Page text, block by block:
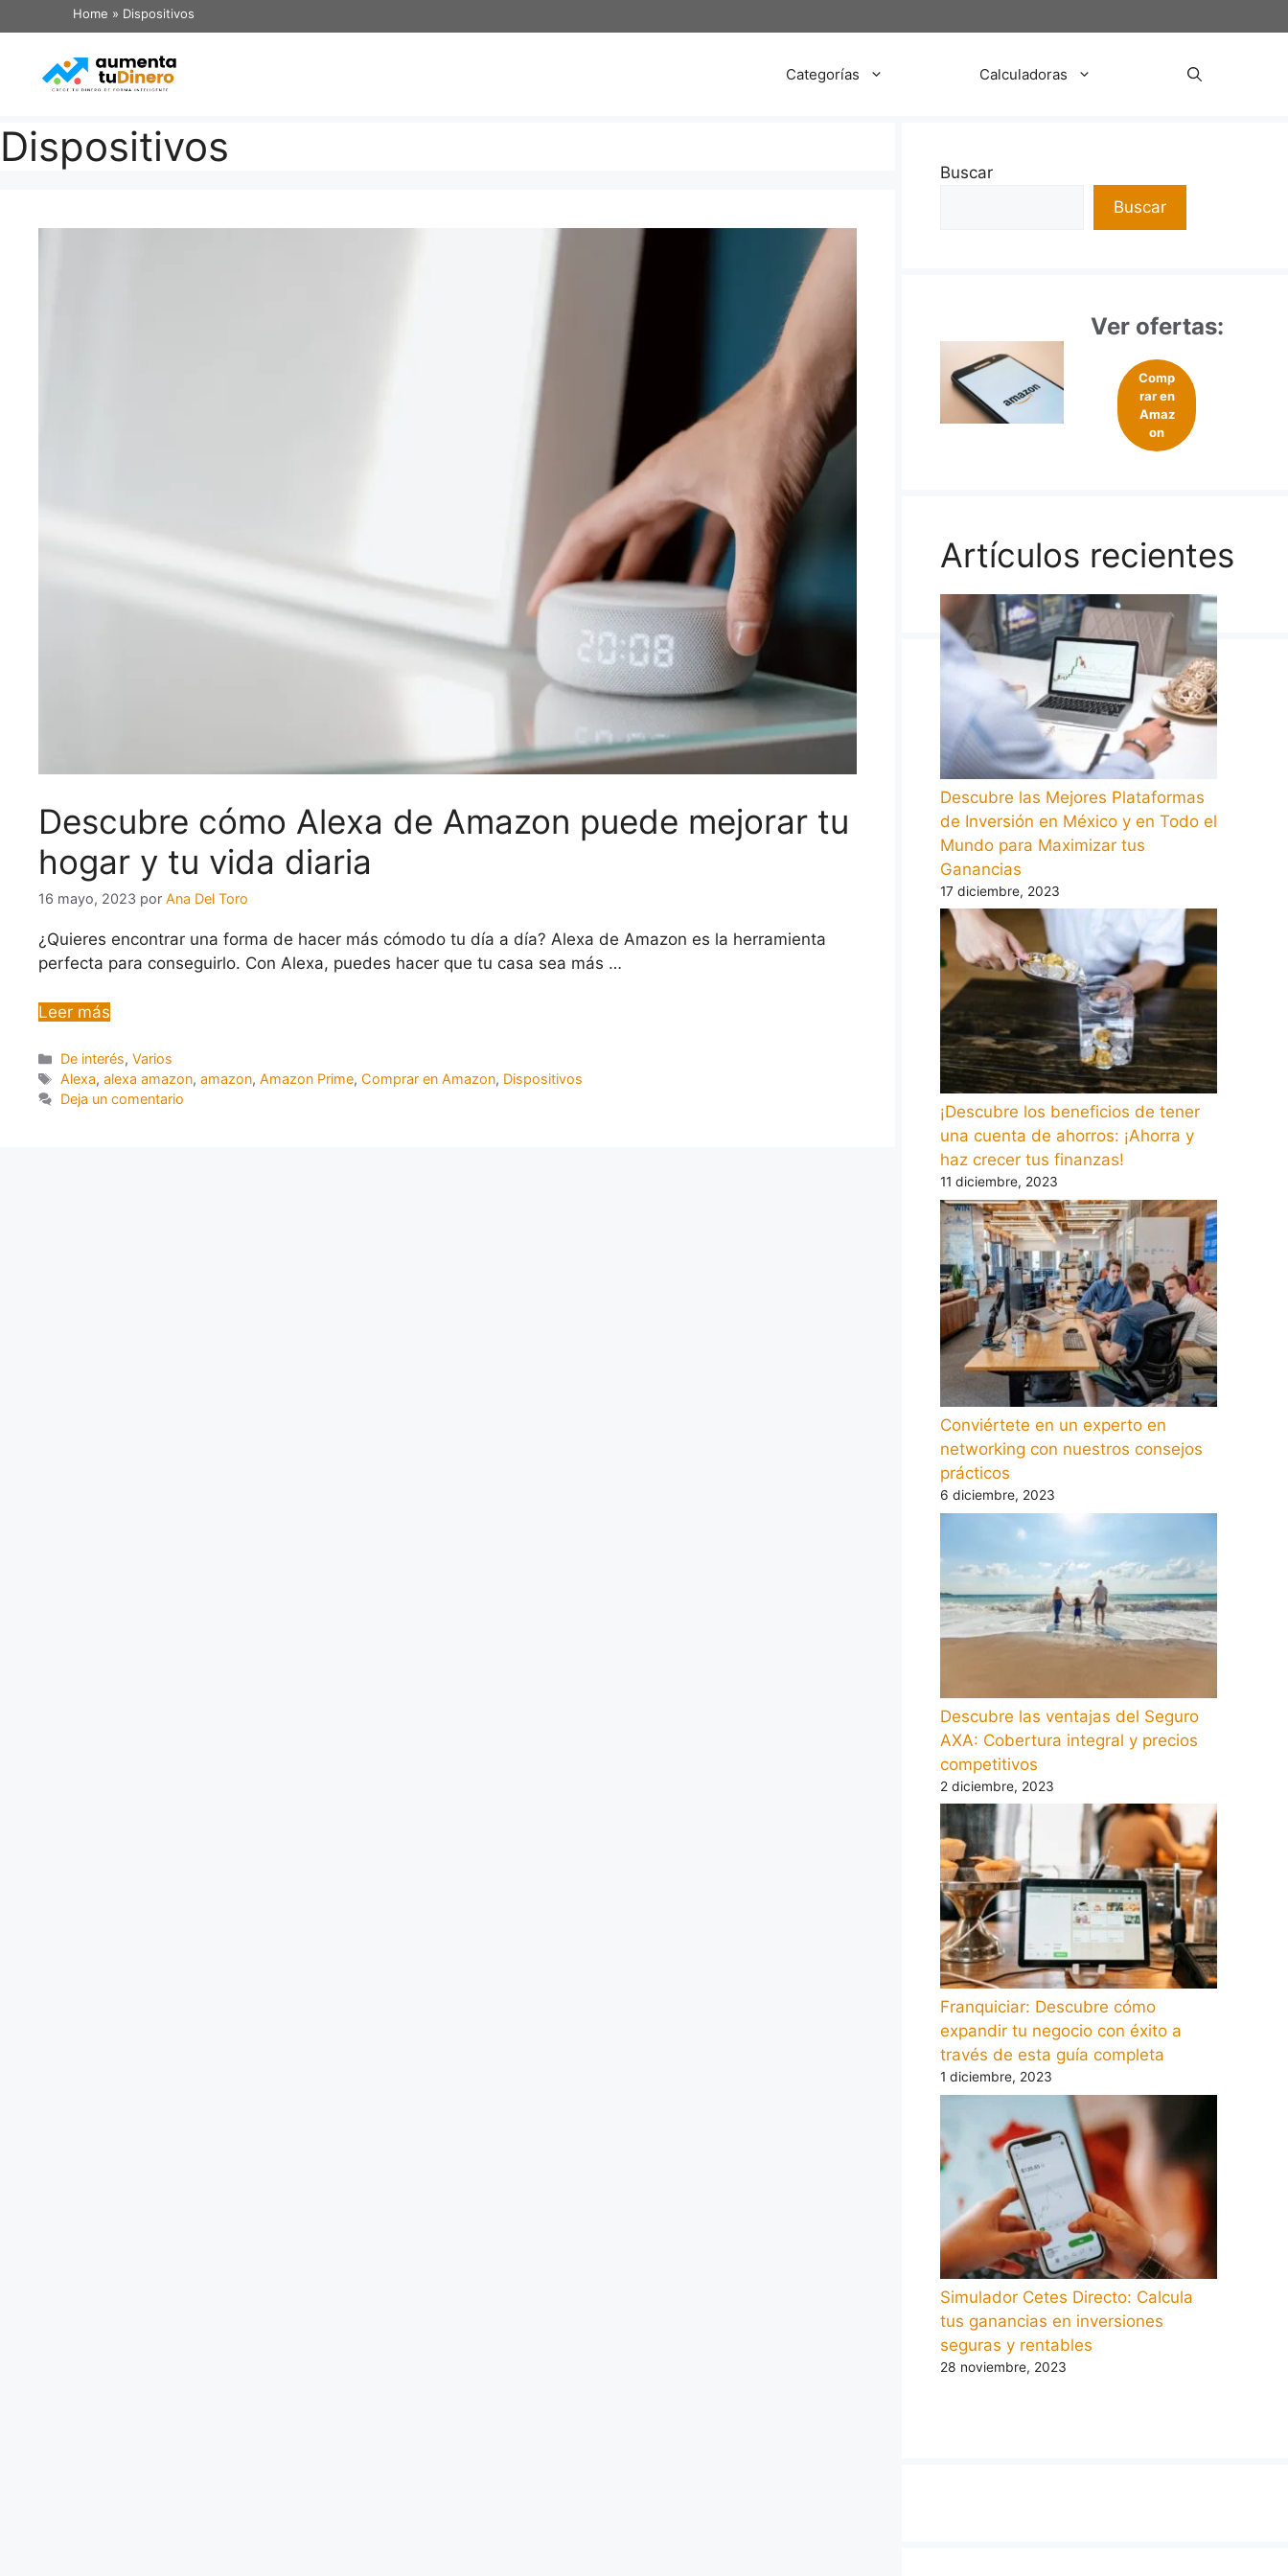
Home » Dispositivos
Categorías Calculadoras
Dispositivos
Descubre cómo Alexa de Amazon puede mejorar tu
hogar y tu vida diaria
16 mayo, 2023 por Ana Del Toro
¿Quieres encontrar una forma de hacer más cómodo tu día a día? Alexa de Amazon es la herramienta
perfecta para conseguirlo. Con Alexa, puedes hacer que tu casa sea más …
Leer más
De interés,Varios
Alexa,alexa amazon,amazon,Amazon Prime, Comprar en Amazon, Dispositivos
Deja un comentario
Buscar
Buscar
Ver ofertas:
Comp
rar en
Amaz
on
Artículos recientes
Descubre las Mejores Plataformas
de Inversión en México y en Todo el
Mundo para Maximizar tus
Ganancias
17 diciembre, 2023
¡Descubre los beneficios de tener
una cuenta de ahorros: ¡Ahorra y
haz crecer tus finanzas!
11 diciembre, 2023
Conviértete en un experto en
networking con nuestros consejos
prácticos
6 diciembre, 2023
Descubre las ventajas del Seguro
AXA: Cobertura integral y precios
competitivos
2 diciembre, 2023
Franquiciar: Descubre cómo
expandir tu negocio con éxito a
través de esta guía completa
1 diciembre, 2023
Simulador Cetes Directo: Calcula
tus ganancias en inversiones
seguras y rentables
28 noviembre, 2023